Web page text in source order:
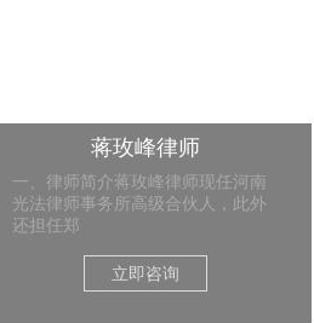
蒋玫峰律师
一、律师简介蒋玫峰律师现任河南
光法律师事务所高级合伙人，此外
还担任郑
立即咨询